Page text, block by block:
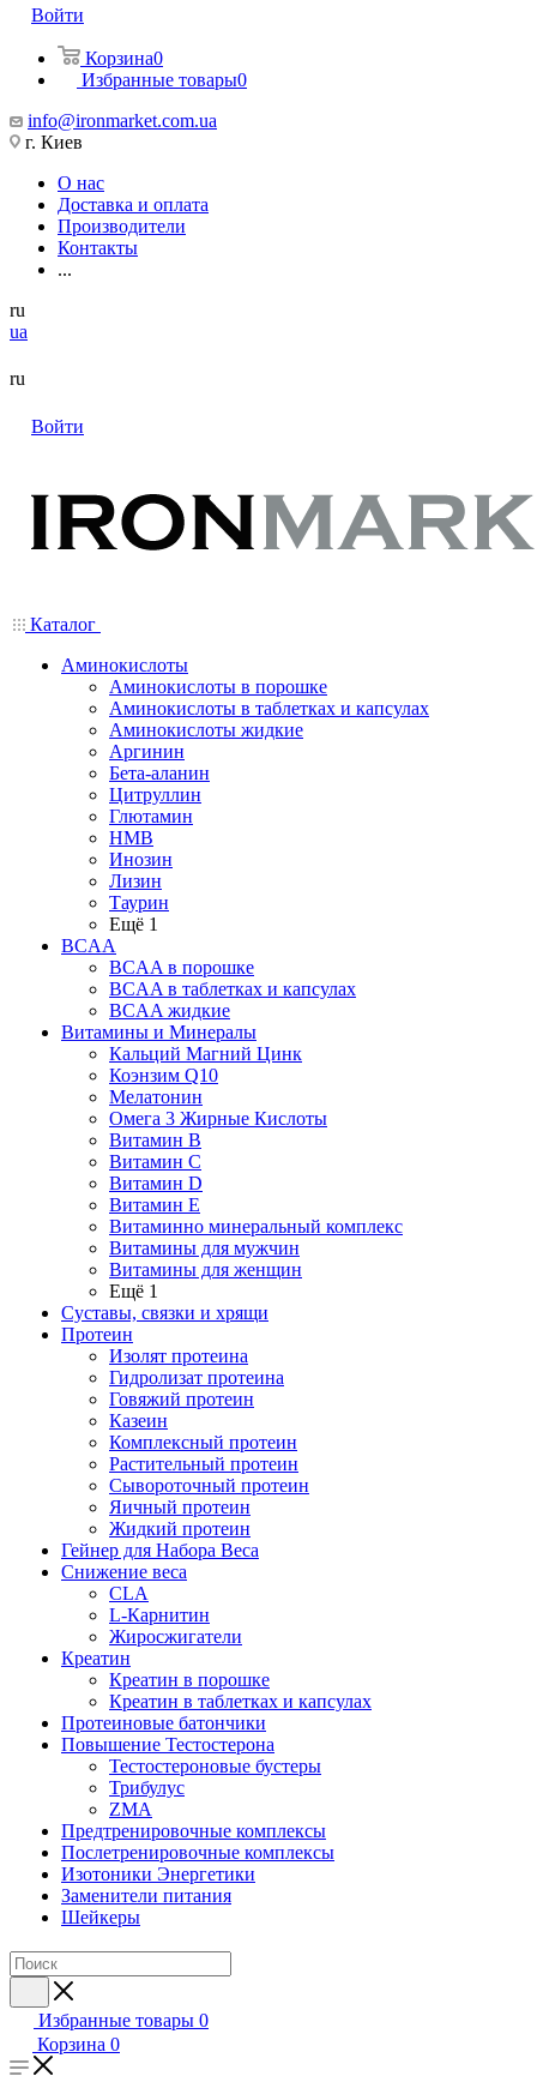
Войти
Корзина0
Избранные товары0
info@ironmarket.com.ua
г. Киев
О нас
Доставка и оплата
Производители
Контакты
...
ru
ua
ru
Войти
Каталог
Аминокислоты
Аминокислоты в порошке
Аминокислоты в таблетках и капсулах
Аминокислоты жидкие
Аргинин
Бета-аланин
Цитруллин
Глютамин
HMB
Инозин
Лизин
Таурин
Ещё 1
BCAA
BCAA в порошке
BCAA в таблетках и капсулах
BCAA жидкие
Витамины и Минералы
Кальций Магний Цинк
Коэнзим Q10
Мелатонин
Омега 3 Жирные Кислоты
Витамин B
Витамин C
Витамин D
Витамин E
Витаминно минеральный комплекс
Витамины для мужчин
Витамины для женщин
Ещё 1
Суставы, связки и хрящи
Протеин
Изолят протеина
Гидролизат протеина
Говяжий протеин
Казеин
Комплексный протеин
Растительный протеин
Сывороточный протеин
Яичный протеин
Жидкий протеин
Гейнер для Набора Веса
Снижение веса
CLA
L-Карнитин
Жиросжигатели
Креатин
Креатин в порошке
Креатин в таблетках и капсулах
Протеиновые батончики
Повышение Тестостерона
Тестостероновые бустеры
Трибулус
ZMA
Предтренировочные комплексы
Послетренировочные комплексы
Изотоники Энергетики
Заменители питания
Шейкеры
Избранные товары 0
Корзина 0